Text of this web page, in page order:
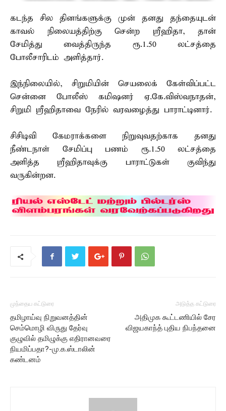
கடந்த சில தினங்களுக்கு முன் தனது தந்தையுடன்
காவல் நிலையத்திற்கு சென்ற ஸ்ரீஹிதா, தான்
சேமித்து வைத்திருந்த ரூ.1.50 லட்சத்தை
போலீசாரிடம் அளித்தார்.
இந்நிலையில், சிறுமியின் செயலைக் கேள்விப்பட்ட
சென்னை போலீஸ் கமிஷனர் ஏ.கே.விஸ்வநாதன்,
சிறுமி ஸ்ரீஹிதாவை நேரில் வரவழைத்து பாராட்டினார்.
சிசிடிவி கேமராக்களை நிறுவுவதற்காக தனது
நீண்டநாள் சேமிப்பு பணம் ரூ.1.50 லட்சத்தை
அளித்த ஸ்ரீஹிதாவுக்கு பாராட்டுகள் குவிந்து
வருகின்றன.
முந்தைய கட்டுரை
தமிழாய்வு நிறுவனத்தின்
செம்மொழி விருது தேர்வு
குழுவில் தமிழுக்கு எதிரானவரை
நியமிப்பதா?-மு.க.ஸ்டாலின்
கண்டனம்
அடுத்த கட்டுரை
அதிமுக கூட்டணியில் சேர
விஜயகாந்த் புதிய நிபந்தனை